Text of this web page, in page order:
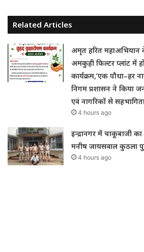
Related Articles
अमृत हरित
अमकुही फिल्टर प्लांट में
कार्यक्रम,’एक पौधा–हर
निगम प्रशासन ने किया
एवं नागरिकों से
4 hours ago
इन्द्रानगर में चाकूबाजी
मनीष जायसवाल कुठला
4 hours ago